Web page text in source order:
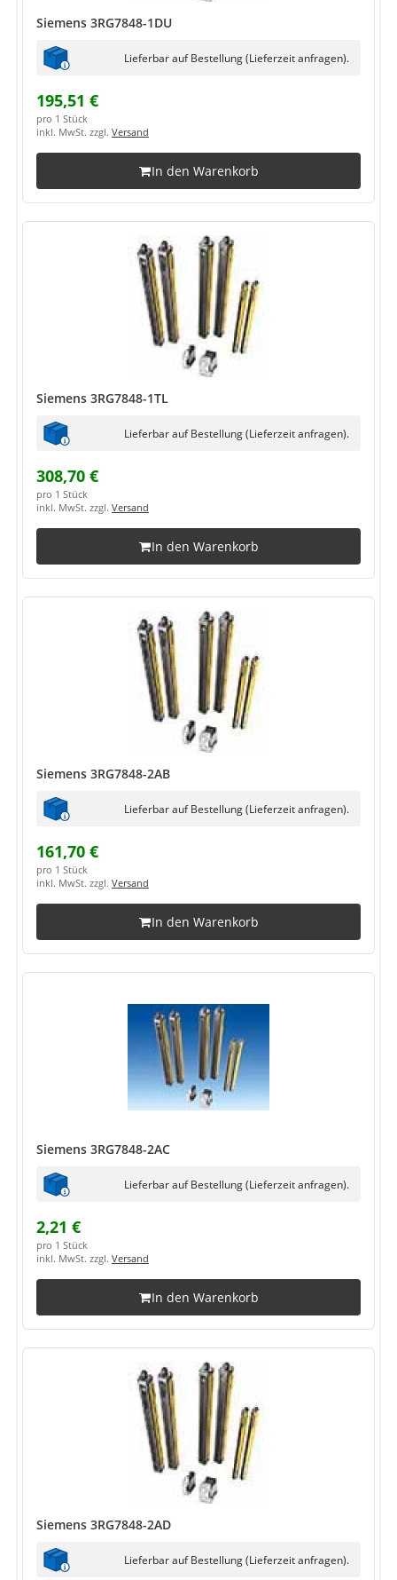
Siemens 3RG7848-1DU
Lieferbar auf Bestellung (Lieferzeit anfragen).
195,51 €
pro 1 Stück
inkl. MwSt. zzgl. Versand
In den Warenkorb
Siemens 3RG7848-1TL
Lieferbar auf Bestellung (Lieferzeit anfragen).
308,70 €
pro 1 Stück
inkl. MwSt. zzgl. Versand
In den Warenkorb
Siemens 3RG7848-2AB
Lieferbar auf Bestellung (Lieferzeit anfragen).
161,70 €
pro 1 Stück
inkl. MwSt. zzgl. Versand
In den Warenkorb
Siemens 3RG7848-2AC
Lieferbar auf Bestellung (Lieferzeit anfragen).
2,21 €
pro 1 Stück
inkl. MwSt. zzgl. Versand
In den Warenkorb
Siemens 3RG7848-2AD
Lieferbar auf Bestellung (Lieferzeit anfragen).